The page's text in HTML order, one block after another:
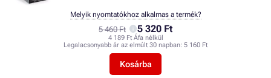
5 460 Ft 5 320 Ft
4 189 Ft Áfa nélkül
Legalacsonyabb ár az elmúlt 30 napban: 5 160 Ft
Kosárba
Melyik nyomtatókhoz alkalmas a termék?